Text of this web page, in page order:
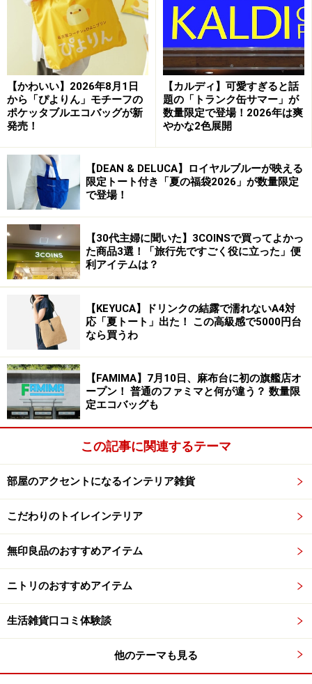
全9色のカラーバリエーション
カラバリは鮮やかな全9色（※画像出典：ル・クルーゼ ジャ
ポン）
カラーはチェリーレッド、オレンジ、ネクター、バンブ
ーグリーン、ディープティール、シェルピンク、ベリ
ー、コットン、マットブラックの全9色展開。丸みのあ
るフォルムと鮮やかな配色で、コーディネートのアクセ
ントとしても活躍してくれそう。
購入方法
発売日：2026年7月1日（水）～発売中
取扱店舗：ル・クルーゼ ショップ／全国のお取り扱い百
貨店／公式オンラインショップ／その他オンラインショ
ップ（楽天、Yahoo!ショッピング、Amazon、三越伊勢丹
オンラインストアなど）
カラー：チェリーレッド、オレンジ、ネクター、バンブ
ーグリーン、ディープティール、シェルピンク、ベリ
ー、コットン、マットブラック（全9色）
スペック：直径7cm・高さ20cm・深さ10cm、容量
250ml、重量200g
価格：3850円（税込）
注意事項：公式オンラインショップで確認
【編集部おすすめの購入サイト】
Amazonで生活雑貨をチェック！
楽天市場で生活雑貨をチェック！
【かわいい】2026年8月1日
から「ぴよりん」モチーフの
ポケッタブルエコバッグが新
発売！
【カルディ】可愛すぎると話
題の「トランク缶サマー」が
数量限定で登場！2026年は爽
やかな2色展開
【DEAN & DELUCA】ロイヤルブルーが映える
限定トート付き「夏の福袋2026」が数量限定
で登場！
【30代主婦に聞いた】3COINSで買ってよかっ
た商品3選！「旅行先ですごく役に立った」便
利アイテムは？
【KEYUCA】ドリンクの結露で濡れないA4対
応「夏トート」出た！ この高級感で5000円台
なら買うわ
【FAMIMA】7月10日、麻布台に初の旗艦店オ
ープン！ 普通のファミマと何が違う？ 数量限
定エコバッグも
この記事に関連するテーマ
部屋のアクセントになるインテリア雑貨
こだわりのトイレインテリア
無印良品のおすすめアイテム
ニトリのおすすめアイテム
生活雑貨口コミ体験談
他のテーマも見る